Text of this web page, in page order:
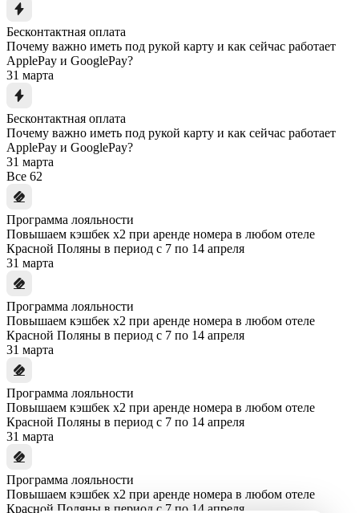
Бесконтактная оплата
Почему важно иметь под рукой карту и как сейчас работает
ApplePay и GooglePay?
31 марта
Бесконтактная оплата
Почему важно иметь под рукой карту и как сейчас работает
ApplePay и GooglePay?
31 марта
Все 62
Программа лояльности
Повышаем кэшбек x2 при аренде номера в любом отеле
Красной Поляны в период с 7 по 14 апреля
31 марта
Программа лояльности
Повышаем кэшбек x2 при аренде номера в любом отеле
Красной Поляны в период с 7 по 14 апреля
31 марта
Программа лояльности
Повышаем кэшбек x2 при аренде номера в любом отеле
Красной Поляны в период с 7 по 14 апреля
31 марта
Программа лояльности
Повышаем кэшбек x2 при аренде номера в любом отеле
Красной Поляны в период с 7 по 14 апреля